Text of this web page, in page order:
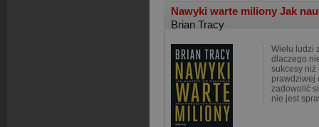
Nawyki warte miliony Jak
Brian Tracy
Wielu ludzi
dlaczego
sukcesy niż
prawdziwej
zadowolić
nie jest